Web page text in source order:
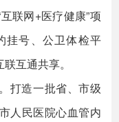
联网+医疗健康”项
挂号、公卫体检平
互通共享。
打造一批省、市级
人民医院心血管内